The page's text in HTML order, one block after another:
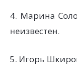
4. Марина
неизвестен.
5. Игорь